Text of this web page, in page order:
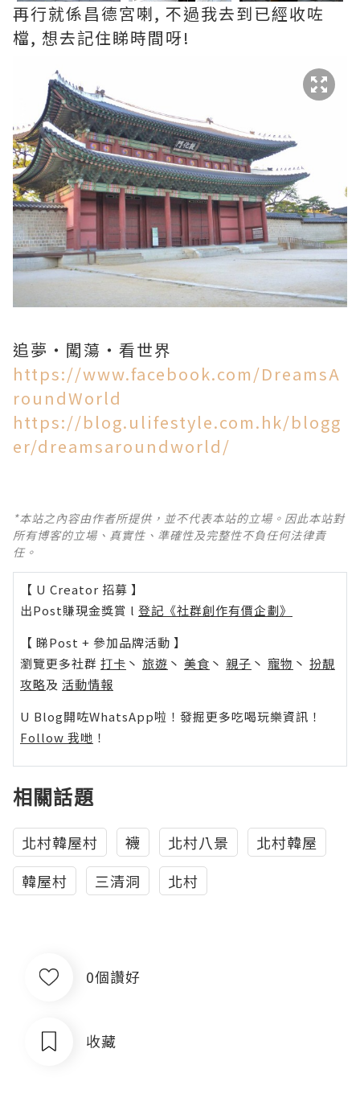
再行就係昌德宮喇, 不過我去到已經收咗
檔, 想去記住睇時間呀!
追夢‧闖蕩‧看世界
https://www.facebook.com/DreamsA
roundWorld
https://blog.ulifestyle.com.hk/blogg
er/dreamsaroundworld/
*本站之內容由作者所提供，並不代表本站的立場。因此本站對
所有博客的立場、真實性、準確性及完整性不負任何法律責
任。
【 U Creator 招募 】
出Post賺現金獎賞 l 登記《社群創作有價企劃》
【 睇Post + 參加品牌活動 】
瀏覽更多社群 打卡 丶 旅遊 丶 美食 丶 親子 丶 寵物 丶 扮靚
攻略及 活動情報
U Blog開咗WhatsApp啦！發掘更多吃喝玩樂資訊！
Follow 我哋 ！
相關話題
北村韓屋村 襪 北村八景
北村韓屋
韓屋村
三清洞 北村
0個讚好
收藏